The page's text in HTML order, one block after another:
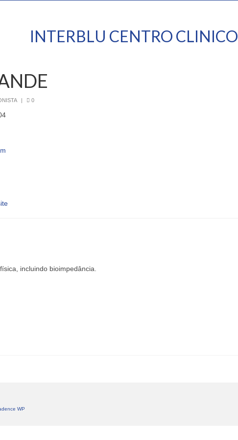
INTERBLU CENTRO CLINICO
| 0
incluindo bioimpedância.
WP